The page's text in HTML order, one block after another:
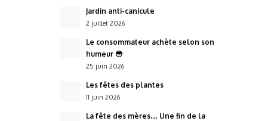
Jardin anti-canicule
2 juillet 2026
Le consommateur achète selon son
humeur 😳
25 juin 2026
Les fêtes des plantes
11 juin 2026
La fête des mères… Une fin de la